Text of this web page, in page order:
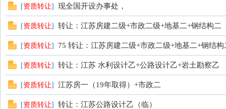
[资质转让] 现全国开设办事处，
[资质转让] 转让：江苏房建二级+市政二级+地基二+钢结构二
[资质转让] 75 转让：江苏房建二级+市政二级+地基二+钢结构
[资质转让] 转让：江苏 水利设计乙+公路设计乙+岩土勘察乙
[资质转让] 江苏房一（19年取得）+市政二
[资质转让] 转让：江苏公路设计乙（临）